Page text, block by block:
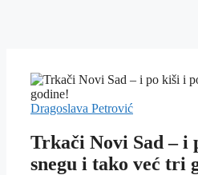
Dragoslava Petrović
Trkači Novi Sad – i
snegu i tako već tri